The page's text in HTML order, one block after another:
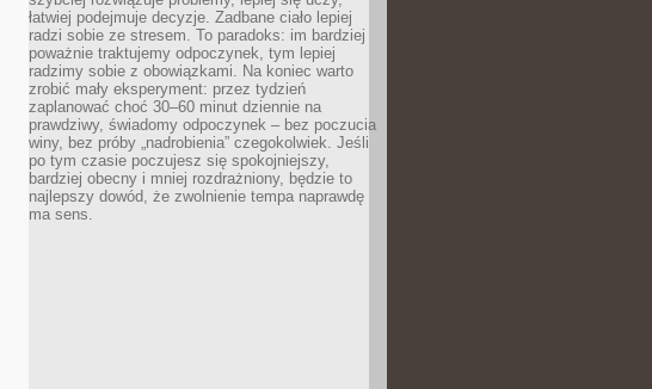
łatwiej podejmuje decyzje. Zadbane ciało lepiej
radzi sobie ze stresem. To paradoks: im bardziej
poważnie traktujemy odpoczynek, tym lepiej
radzimy sobie z obowiązkami. Na koniec warto
zrobić mały eksperyment: przez tydzień
zaplanować choć 30–60 minut dziennie na
prawdziwy, świadomy odpoczynek – bez poczucia
winy, bez próby „nadrobienia” czegokolwiek. Jeśli
po tym czasie poczujesz się spokojniejszy,
bardziej obecny i mniej rozdrażniony, będzie to
najlepszy dowód, że zwolnienie tempa naprawdę
ma sens.